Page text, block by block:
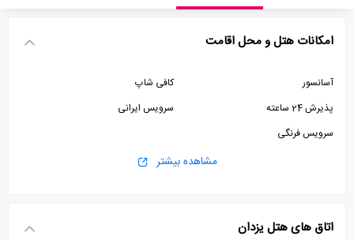
امکانات هتل و محل اقامت
آسانسور
کافی شاپ
پذیرش 24 ساعته
سرویس ایرانی
سرویس فرنگی
مشاهده بیشتر
اتاق های هتل یزدان